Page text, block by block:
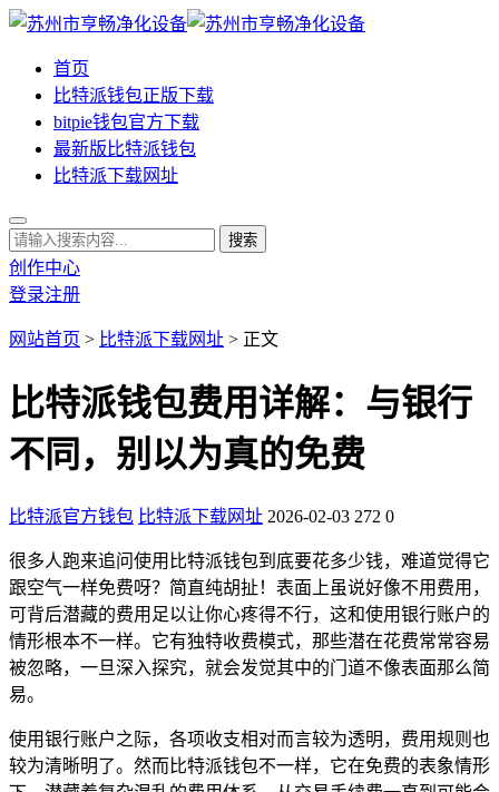
首页
比特派钱包正版下载
bitpie钱包官方下载
最新版比特派钱包
比特派下载网址
创作中心
登录注册
网站首页 > 比特派下载网址 > 正文
比特派钱包费用详解：与银行
不同，别以为真的免费
比特派官方钱包 比特派下载网址 2026-02-03 272 0
很多人跑来追问使用比特派钱包到底要花多少钱，难道觉得它
跟空气一样免费呀？简直纯胡扯！表面上虽说好像不用费用，
可背后潜藏的费用足以让你心疼得不行，这和使用银行账户的
情形根本不一样。它有独特收费模式，那些潜在花费常常容易
被忽略，一旦深入探究，就会发觉其中的门道不像表面那么简
易。
使用银行账户之际，各项收支相对而言较为透明，费用规则也
较为清晰明了。然而比特派钱包不一样，它在免费的表象情形